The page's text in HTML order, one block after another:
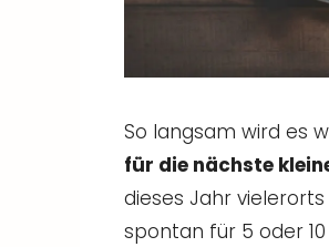
So langsam wird es
für die nächste
dieses Jahr
spontan für 5 oder